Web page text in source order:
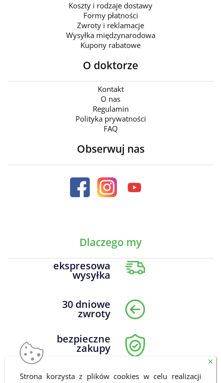
Koszty i rodzaje dostawy
Formy płatności
Zwroty i reklamacje
Wysyłka międzynarodowa
Kupony rabatowe
O doktorze
Kontakt
O nas
Regulamin
Polityka prywatności
FAQ
Obserwuj nas
Dlaczego my
ekspresowa
wysyłka
30 dniowe
zwroty
bezpieczne
zakupy
DrNatural.pl Wszelkie prawa zastrzeżone © 2026
Strona korzysta z plików cookies w celu realizacji
×